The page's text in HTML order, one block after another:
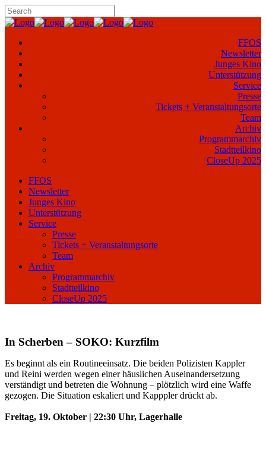
FFOS
Newsletter
Junges Kino
Unterstützung
Service
Presse
Tickets + Veranstaltungsorte
Team
Archiv
Programmarchiv
Stadtteilkino
CloseUp 2025
FFOS
Newsletter
Junges Kino
Unterstützung
Service
Presse
Tickets + Veranstaltungsorte
Team
Archiv
Programmarchiv
Stadtteilkino
CloseUp 2025
In Scherben – SOKO: Kurzfilm
Es beginnt als ein Routineeinsatz. Die beiden Polizisten Kappler
und Reini werden wegen einer häuslichen Auseinandersetzung
verständigt und betreten die Wohnung – plötzlich wird eine Waffe
gezogen. Die Situation eskaliert und Kapppler drückt ab.
Freitag, 19. Oktober | 22:30 Uhr, Lagerhalle